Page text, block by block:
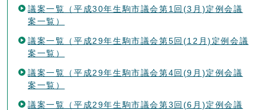
議案一覧（平成30年生駒市議会第1回(3月)定例会議
案一覧）
議案一覧（平成29年生駒市議会第5回(12月)定例会議
案一覧）
議案一覧（平成29年生駒市議会第4回(9月)定例会議
案一覧）
議案一覧（平成29年生駒市議会第3回(6月)定例会議